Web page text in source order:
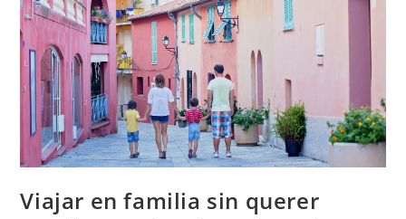
Viajar en familia sin querer